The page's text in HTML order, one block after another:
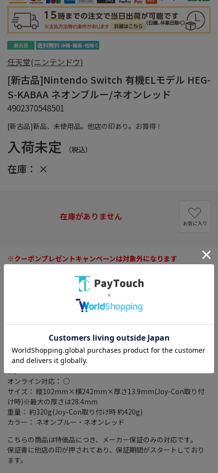
[新古品]新品、未使用品。他店の印あり。お買得！
任天堂(ニンテンドウ)
[新古品]Nintendo Switch 有機ELモデル HEG-
S-KABAA ネオンブルー/ネオンレッド
4902370548501
入荷未定 （税込）
在庫： ×
在庫がありません
お気に入り
※クーポンプレゼントキャンペーンは対象外になります
タイプ： 据え置き/携帯ゲーム機
ストレージ容量： 64GB
ディスプレイサイズ： 7インチ
駆動時間(目安)： 約4.5～9時間
充電時間： 約3時間※本体をスリープして充電したときの時間で
オンライン対応： ○
サイズ： 縦102mm×横242mm×厚さ13.9mm(Joy-Con取り付
け時)※最大の厚さは28.4mm
重量： 約320g(Joy-Con取り付け時 約420g)
カラー： ネオンブルー・ネオンレッド
こちらの商品は特価品につき、メーカー保証のみの対応です。
保証書に他店の印が押されてあり、保証期間がスタートしており
ます。